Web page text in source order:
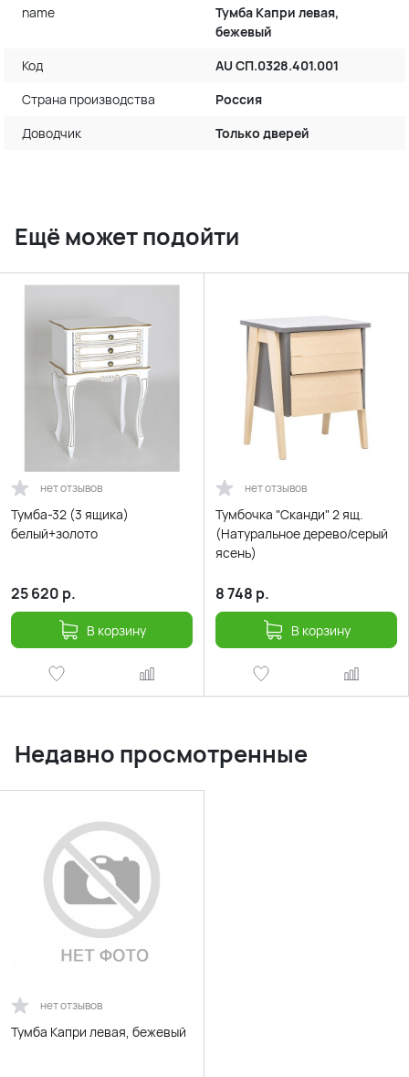
name
Тумба Капри левая,
бежевый
Код
AU СП.0328.401.001
Страна производства
Россия
Доводчик
Только дверей
Ещё может подойти
нет отзывов
Тумба-32 (3 ящика)
белый+золото
25 620 р.
В корзину
нет отзывов
Тумбочка "Сканди" 2 ящ.
(Натуральное дерево/серый
ясень)
8 748 р.
В корзину
Недавно просмотренные
нет отзывов
Тумба Капри левая, бежевый